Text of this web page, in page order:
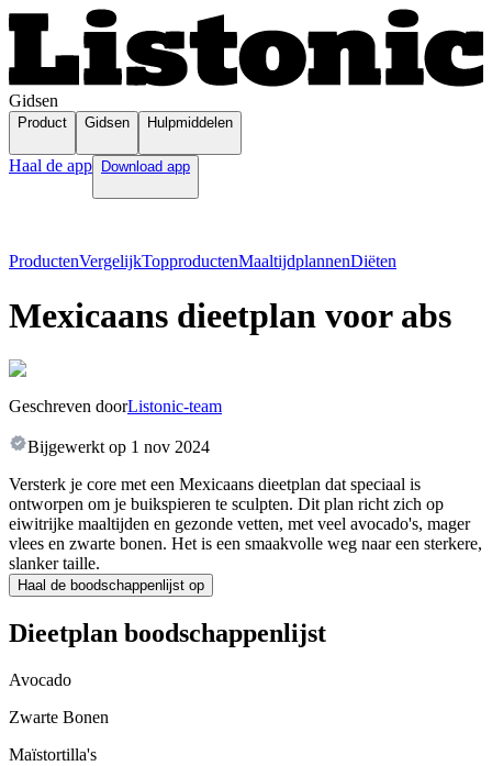
Gidsen
Product Gidsen Hulpmiddelen
Haal de app Download app
ProductenVergelijkTopproductenMaaltijdplannenDiëten
Mexicaans dieetplan voor abs
Geschreven doorListonic-team
Bijgewerkt op 1 nov 2024
Versterk je core met een Mexicaans dieetplan dat speciaal is
ontworpen om je buikspieren te sculpten. Dit plan richt zich op
eiwitrijke maaltijden en gezonde vetten, met veel avocado's, mager
vlees en zwarte bonen. Het is een smaakvolle weg naar een sterkere,
slanker taille.
Haal de boodschappenlijst op
Dieetplan boodschappenlijst
Avocado
Zwarte Bonen
Maïstortilla's